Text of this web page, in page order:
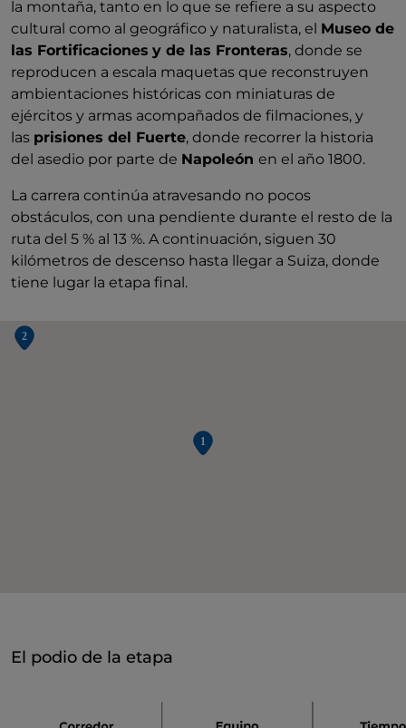
la montaña, tanto en lo que se refiere a su aspecto
cultural como al geográfico y naturalista, el Museo de
las Fortificaciones y de las Fronteras, donde se
reproducen a escala maquetas que reconstruyen
ambientaciones históricas con miniaturas de
ejércitos y armas acompañados de filmaciones, y
las prisiones del Fuerte, donde recorrer la historia
del asedio por parte de Napoleón en el año 1800.
La carrera continúa atravesando no pocos
obstáculos, con una pendiente durante el resto de la
ruta del 5 % al 13 %. A continuación, siguen 30
kilómetros de descenso hasta llegar a Suiza, donde
tiene lugar la etapa final.
El podio de la etapa